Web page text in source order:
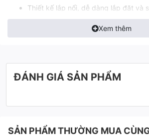
Thiết kế lắp nổi, dễ dàng lắp đặt và
Được trang bị nguồn 12VDC -
Bảo hành lên tới 3 năm, mang lại
Sản phẩm có màu trắng thanh nhã, phù
và phong cách thiết kế. Bạn có thể yên
- Loại cảm biến chuyển động
Xem thêm
ĐÁNH GIÁ SẢN PHẨM
SẢN PHẨM THƯỜNG MUA